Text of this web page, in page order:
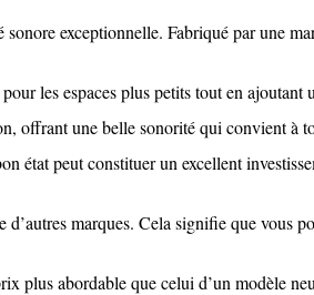
exceptionnelle. Fabriqué par une
les espaces plus petits tout en ajoutant
une belle sonorité qui convient à
état peut constituer un excellent
marques. Cela signifie que vous
plus abordable que celui d’un modèle